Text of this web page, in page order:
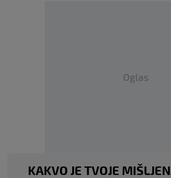
Oglas
KAKVO JE TVOJE